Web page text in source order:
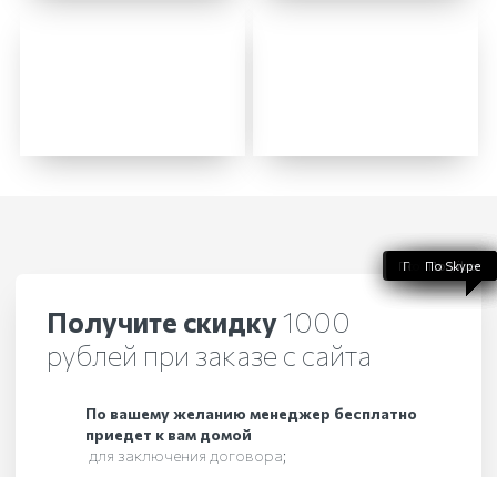
Получите скидку1000
рублей при заказе с сайта
По вашему желанию менеджер бесплатно
приедет к вам домой
для заключения договора;
По телефону
По WhatsApp
По Telegram
По Viber
По Skype